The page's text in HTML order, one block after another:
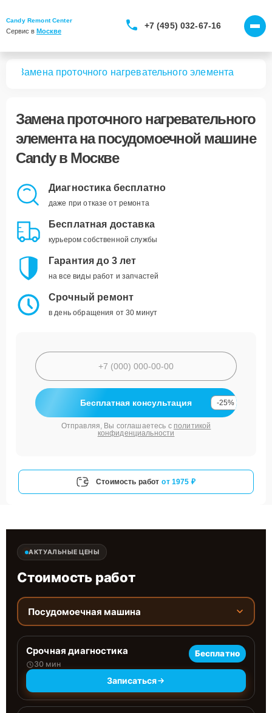
Candy Remont Center
Сервис в Москве
+7 (495) 032-67-16
Замена проточного нагревательного элемента
Замена проточного нагревательного
элементана посудомоечной машине
Candy в Москве
Диагностика бесплатно
даже при отказе от ремонта
Бесплатная доставка
курьером собственной службы
Гарантия до 3 лет
на все виды работ и запчастей
Срочный ремонт
в день обращения от 30 минут
Бесплатная консультация -25%
Отправляя, Вы соглашаетесь с политикой
конфиденциальности
Стоимость работ от 1975 ₽
АКТУАЛЬНЫЕ ЦЕНЫ
Стоимость работ
Посудомоечная машина
Срочная диагностика
30 мин
Бесплатно
Записаться